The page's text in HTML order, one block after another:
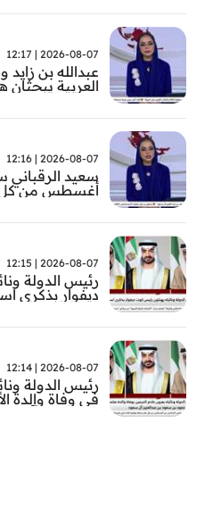
2026-08-07 | 12:17
عبدالله بن
العربية يبحثان
2026-08-07 | 12:16
سعيد
أغسطس من كل
الوالد المؤسس
2026-08-07 | 12:15
رئيس الدولة
ديفوار بذكرى
2026-08-07 | 12:14
رئيس الدولة
في وفاة والدة